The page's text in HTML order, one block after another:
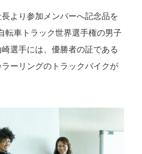
より参加メンバーへ記念品を
転車トラック世界選手権の男子
選手には、優勝者の証である
ーリングのトラックバイクが